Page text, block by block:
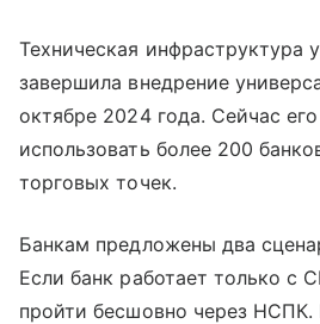
Техническая инфраструктура
завершила внедрение
октябре 2024 года. Сейчас
использовать более 200
торговых точек.
Банкам предложены два
Если банк работает только с
пройти бесшовно через НСПК.